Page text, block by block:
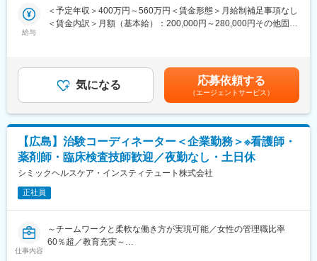
■バックアップ体制：製品担当のマーケや学術チームもいるので、
一緒に同行してサポートなども可能です。商談内容やステークホ
当いただきます。
※職種未経験でも挑戦できるポジションです！
面談し処方箋の院外化やその他当社サービスに関わる提案活動を
実施。 （2）都市部を中心
とした医療ビルやモール構築に向け市場調査（候補地選定）、不
業務等。
【組織構成／研修フォロー体制】
■広島支店にはベテラン社員が2名在籍しており、エリア分けをし
ながら業務を行っていただきます。
■まずは、2～3か月先輩社員とともに同行して業務を覚えていた
だきます。その後も重要な商談交渉などは先輩も同席いただけま
す。最終的には2～2年かけて業務を習得していただきますので、
未経験でもご安心ください。
給与
＜予定年収＞400万円～560万円＜賃金形態＞月給制補足事項なし
＜賃金内訳＞月額（基本給）：200,000円～280,000円その他固定
5ヶ月分相当■各種手当：住宅手当、資格手当、家族手当、営業手
当 等賃金はあくまでも目安の金額であり、選考を通じて上下す
る可能性があります。月給(月額)は固定手当を含めた表記です。
気になる 応募依頼する
（エージェントサービス）
【広島】治験コーディネーター＜企業勤務＞※看護師・
薬剤師・臨床検査技師歓迎／夜勤なし・土日休
シミックヘルスケア・インスティテュート株式会社
正社員
仕事内容
～チームワークと柔軟な働き方が実現可能／女性の管理職比率
60％超／教育充実～